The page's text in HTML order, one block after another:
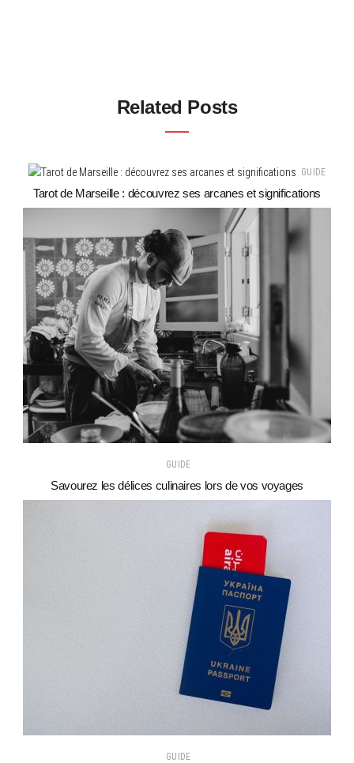
Related Posts
GUIDE
Tarot de Marseille : découvrez ses arcanes et significations
GUIDE
Savourez les délices culinaires lors de vos voyages
GUIDE